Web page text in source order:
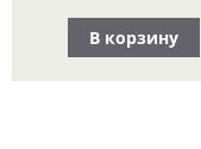
В корзину